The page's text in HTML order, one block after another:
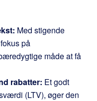
Med stigende
på
måde at få
rabatter: Et godt
(LTV), øger den